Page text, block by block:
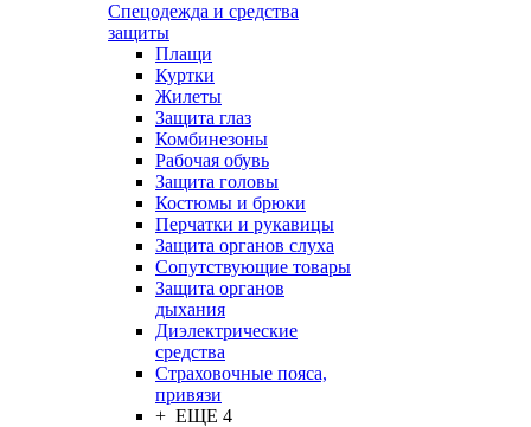
Спецодежда и средства
защиты
Плащи
Куртки
Жилеты
Защита глаз
Комбинезоны
Рабочая обувь
Защита головы
Костюмы и брюки
Перчатки и рукавицы
Защита органов слуха
Сопутствующие товары
Защита органов
дыхания
Диэлектрические
средства
Страховочные пояса,
привязи
+ ЕЩЕ 4